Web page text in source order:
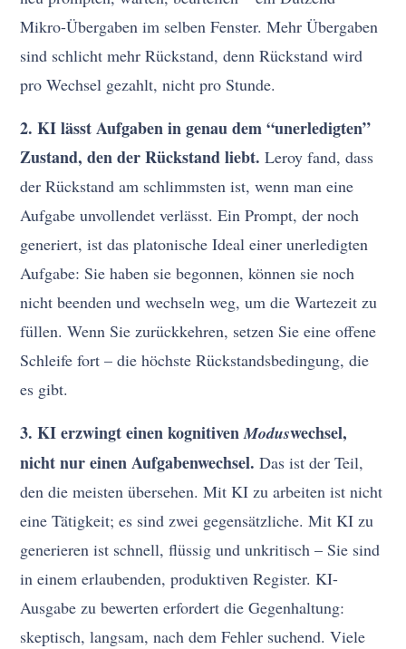
Mikro-Übergaben im selben Fenster. Mehr Übergaben
sind schlicht mehr Rückstand, denn Rückstand wird
pro Wechsel gezahlt, nicht pro Stunde.
2. KI lässt Aufgaben in genau dem “unerledigten”
Zustand, den der Rückstand liebt. Leroy fand, dass
der Rückstand am schlimmsten ist, wenn man eine
Aufgabe unvollendet verlässt. Ein Prompt, der noch
generiert, ist das platonische Ideal einer unerledigten
Aufgabe: Sie haben sie begonnen, können sie noch
nicht beenden und wechseln weg, um die Wartezeit zu
füllen. Wenn Sie zurückkehren, setzen Sie eine offene
Schleife fort – die höchste Rückstandsbedingung, die
es gibt.
3. KI erzwingt einen kognitivenModuswechsel,
nicht nur einen Aufgabenwechsel. Das ist der Teil,
den die meisten übersehen. Mit KI zu arbeiten ist nicht
eine Tätigkeit; es sind zwei gegensätzliche. Mit KI zu
generieren ist schnell, flüssig und unkritisch – Sie sind
in einem erlaubenden, produktiven Register. KI-
Ausgabe zu bewerten erfordert die Gegenhaltung:
skeptisch, langsam, nach dem Fehler suchend. Viele